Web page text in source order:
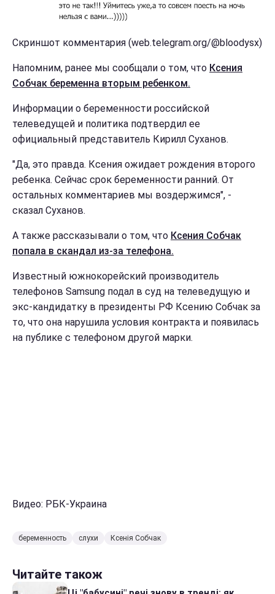
Скриншот комментария (web.telegram.org/@bloodysx)
Напомним, ранее мы сообщали о том, что Ксения
Собчак беременна вторым ребенком.
Информации о беременности российской
телеведущей и политика подтвердил ее
официальный представитель Кирилл Суханов.
"Да, это правда. Ксения ожидает рождения второго
ребенка. Сейчас срок беременности ранний. От
остальных комментариев мы воздержимся", -
сказал Суханов.
А также рассказывали о том, что Ксения Собчак
попала в скандал из-за телефона.
Известный южнокорейский производитель
телефонов Samsung подал в суд на телеведущую и
экс-кандидатку в президенты РФ Ксению Собчак за
то, что она нарушила условия контракта и появилась
на публике с телефоном другой марки.
Видео: РБК-Украина
беременность слухи Ксенія Собчак
Читайте також